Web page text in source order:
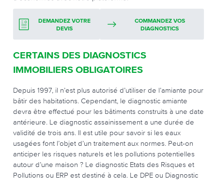
DEMANDEZ VOTRE
DEVIS
COMMANDEZ VOS
DIAGNOSTICS
CERTAINS DES DIAGNOSTICS
IMMOBILIERS OBLIGATOIRES
Depuis 1997, il n’est plus autorisé d’utiliser de l’amiante pour
bâtir des habitations. Cependant, le diagnostic amiante
devra être effectué pour les bâtiments construits à une date
antérieure. Le diagnostic assainissement a une durée de
validité de trois ans. Il est utile pour savoir si les eaux
usagées font l’objet d’un traitement aux normes. Peut-on
anticiper les risques naturels et les pollutions potentielles
autour d’une maison ? Le diagnostic Etats des Risques et
Pollutions ou ERP est destiné à cela. Le DPE ou Diagnostic